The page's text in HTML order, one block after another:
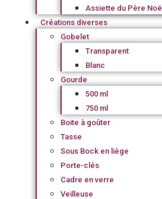
Assiette du Père Noël
Créations diverses
Gobelet
Transparent
Blanc
Gourde
500 ml
750 ml
Boite à goûter
Tasse
Sous Bock en liège
Porte-clés
Cadre en verre
Veilleuse